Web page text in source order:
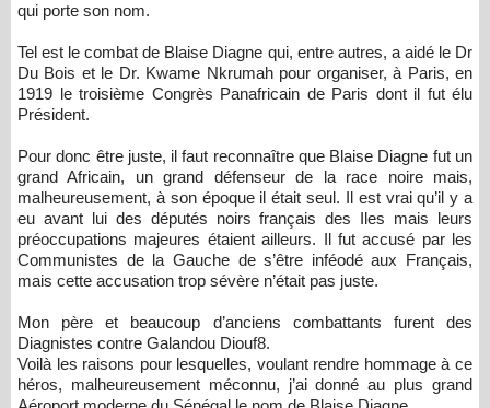
qui porte son nom.
Tel est le combat de Blaise Diagne qui, entre autres, a aidé le Dr
Du Bois et le Dr. Kwame Nkrumah pour organiser, à Paris, en
1919 le troisième Congrès Panafricain de Paris dont il fut élu
Président.
Pour donc être juste, il faut reconnaître que Blaise Diagne fut un
grand Africain, un grand défenseur de la race noire mais,
malheureusement, à son époque il était seul. Il est vrai qu’il y a
eu avant lui des députés noirs français des Iles mais leurs
préoccupations majeures étaient ailleurs. Il fut accusé par les
Communistes de la Gauche de s’être inféodé aux Français,
mais cette accusation trop sévère n’était pas juste.
Mon père et beaucoup d’anciens combattants furent des
Diagnistes contre Galandou Diouf8.
Voilà les raisons pour lesquelles, voulant rendre hommage à ce
héros, malheureusement méconnu, j’ai donné au plus grand